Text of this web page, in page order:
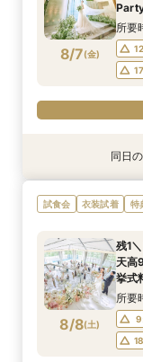
8/7(金)
所要
8/7(金)
【60
りみ
8/7(金)
【タ
場案
衣装試着 特
8/7(金)
★1周
ドレ
特典あり
8/7(金)
【6
ン誕
衣装試着 特
8/7(金)
【マ
付フ
特典あり
8/7(金)
【最
出体
衣装試着 特
8/7(金)
【2
か！
同日
試食会 衣装試着 特
8/8(土)
残1
天高
挙式
試食♪
所要